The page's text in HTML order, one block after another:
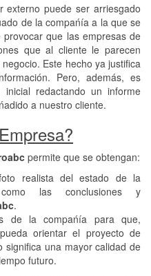
externo puede ser arriesgado
de la compańía a la que se
que las empresas de
que al cliente le parecen
Este hecho ya justifica
Pero, además, es
redactando un informe
a nuestro cliente.
permite que se obtengan:
realista del estado de la
las conclusiones y
.
de la compańía para que,
pueda orientar el proyecto de
significa una mayor calidad de
futuro.